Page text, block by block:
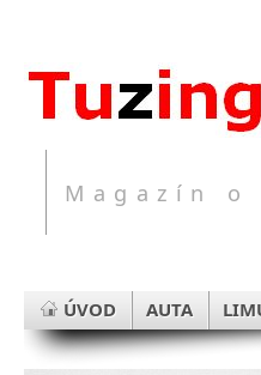
Magazín
ÚVOD AUTA